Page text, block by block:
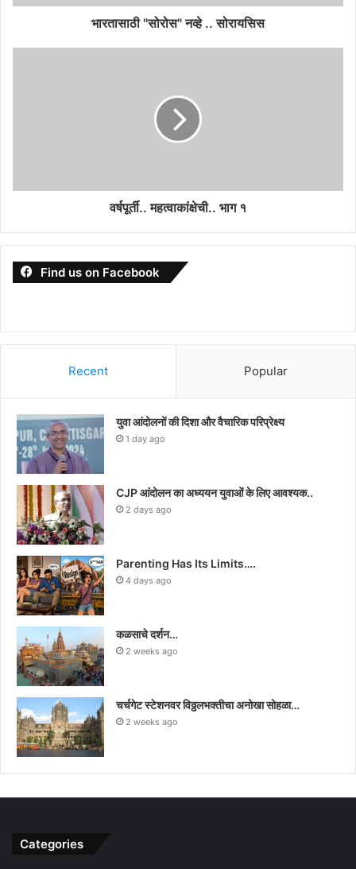
भारतासाठी "सोरोस" नव्हे .. सोरायसिस
वर्षपूर्ती.. महत्वाकांक्षेची.. भाग १
Find us on Facebook
Recent Popular
युवा आंदोलनों की दिशा और वैचारिक परिप्रेक्ष्य
1 day ago
CJP आंदोलन का अध्ययन युवाओं के लिए आवश्यक..
2 days ago
Parenting Has Its Limits….
4 days ago
कळसाचे दर्शन…
2 weeks ago
चर्चगेट स्टेशनवर विठ्ठलभक्तीचा अनोखा सोहळा…
2 weeks ago
Categories